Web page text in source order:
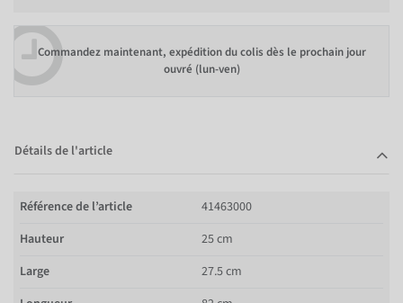
Commandez maintenant, expédition du colis dès le prochain jour
ouvré (lun-ven)
Détails de l'article
Référence de l’article
41463000
Hauteur
25 cm
Large
27.5 cm